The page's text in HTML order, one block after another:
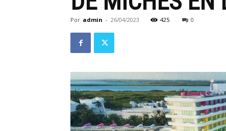
Por admin - 26/04/2023 425 0